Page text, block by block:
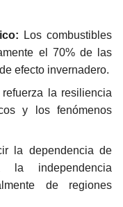
Los combustibles
el 70% de las
efecto invernadero.
la resiliencia
y los fenómenos
la dependencia de
la independencia
de regiones